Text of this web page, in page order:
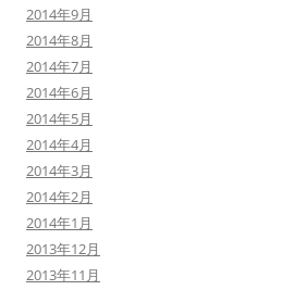
2014年9月
2014年8月
2014年7月
2014年6月
2014年5月
2014年4月
2014年3月
2014年2月
2014年1月
2013年12月
2013年11月